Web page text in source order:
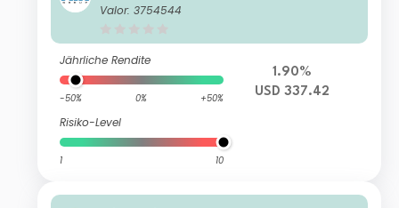
Valor: 3754544
Jährliche Rendite
-50% 0% +50%
Risiko-Level
1 10
1.90%
USD 337.42